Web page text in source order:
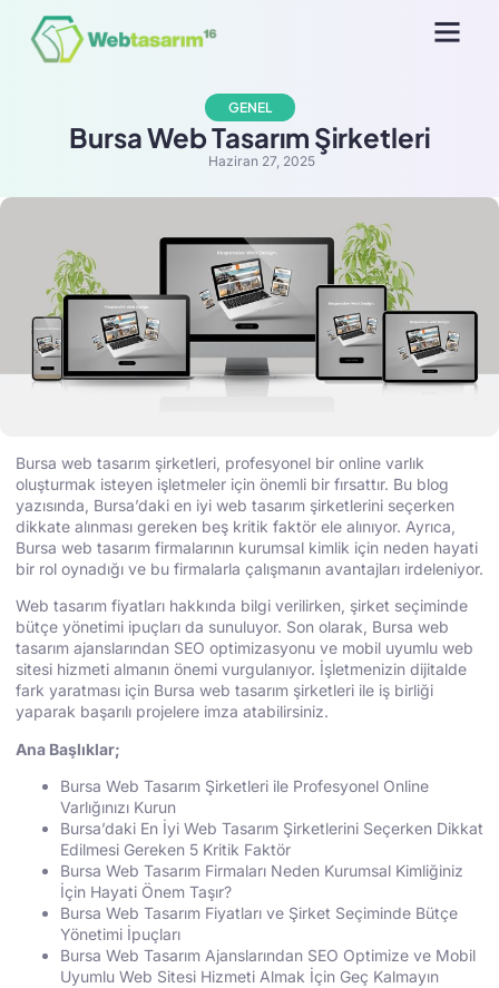
GENEL
Bursa Web Tasarım Şirketleri
Haziran 27, 2025
Bursa web tasarım şirketleri, profesyonel bir online varlık
oluşturmak isteyen işletmeler için önemli bir fırsattır. Bu blog
yazısında, Bursa’daki en iyi web tasarım şirketlerini seçerken
dikkate alınması gereken beş kritik faktör ele alınıyor. Ayrıca,
Bursa web tasarım firmalarının kurumsal kimlik için neden hayati
bir rol oynadığı ve bu firmalarla çalışmanın avantajları irdeleniyor.
Web tasarım fiyatları hakkında bilgi verilirken, şirket seçiminde
bütçe yönetimi ipuçları da sunuluyor. Son olarak, Bursa web
tasarım ajanslarından SEO optimizasyonu ve mobil uyumlu web
sitesi hizmeti almanın önemi vurgulanıyor. İşletmenizin dijitalde
fark yaratması için Bursa web tasarım şirketleri ile iş birliği
yaparak başarılı projelere imza atabilirsiniz.
Ana Başlıklar;
Bursa Web Tasarım Şirketleri ile Profesyonel Online
Varlığınızı Kurun
Bursa’daki En İyi Web Tasarım Şirketlerini Seçerken Dikkat
Edilmesi Gereken 5 Kritik Faktör
Bursa Web Tasarım Firmaları Neden Kurumsal Kimliğiniz
İçin Hayati Önem Taşır?
Bursa Web Tasarım Fiyatları ve Şirket Seçiminde Bütçe
Yönetimi İpuçları
Bursa Web Tasarım Ajanslarından SEO Optimize ve Mobil
Uyumlu Web Sitesi Hizmeti Almak İçin Geç Kalmayın